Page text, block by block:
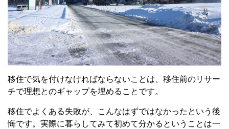
移住で気を付けなければならないことは、移住前のリサー
チで理想とのギャップを埋めることです。
移住でよくある失敗が、こんなはずではなかったという後
悔です。実際に暮らしてみて初めて分かるということは一